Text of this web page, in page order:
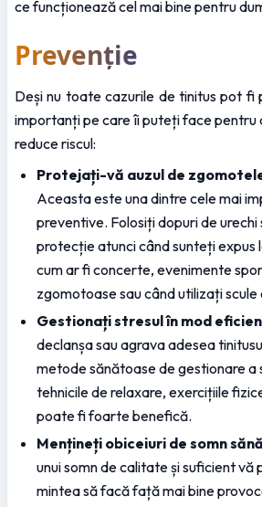
ce funcționează cel mai bine pentru
Prevenție
Deși nu toate cazurile de tinitus pot fi
importanți pe care îi puteți face pentru
reduce riscul:
Protejați-vă auzul de
Aceasta este una dintre cele mai
preventive. Folosiți dopuri de urechi
protecție atunci când sunteți expus
cum ar fi concerte, evenimente
zgomotoase sau când utilizați
Gestionați stresul în mod
declanșa sau agrava adesea
metode sănătoase de gestionare a
tehnicile de relaxare, exercițiile
poate fi foarte benefică.
Mențineți obiceiuri de somn
unui somn de calitate și suficient vă
mintea să facă față mai bine